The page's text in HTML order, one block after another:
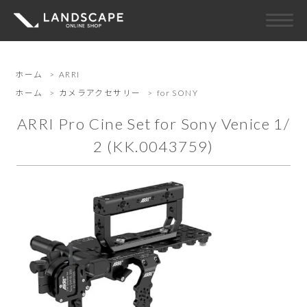
ホーム > ARRI
ホーム
> カメラアクセサリー > for SONY
ARRI Pro Cine Set for Sony Venice 1/
2 (KK.0043759)